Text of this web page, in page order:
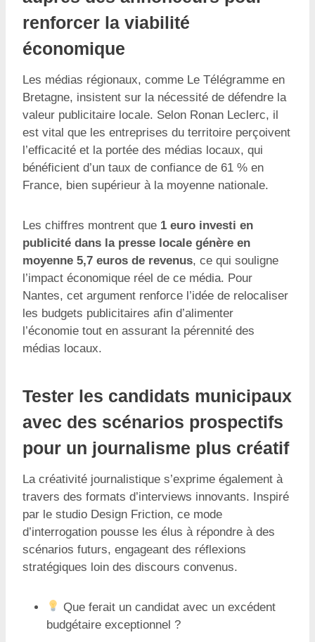
renforcer la viabilité
économique
Les médias régionaux, comme Le Télégramme en
Bretagne, insistent sur la nécessité de défendre la
valeur publicitaire locale. Selon Ronan Leclerc, il
est vital que les entreprises du territoire perçoivent
l’efficacité et la portée des médias locaux, qui
bénéficient d’un taux de confiance de 61 % en
France, bien supérieur à la moyenne nationale.
Les chiffres montrent que 1 euro investi en
publicité dans la presse locale génère en
moyenne 5,7 euros de revenus, ce qui souligne
l’impact économique réel de ce média. Pour
Nantes, cet argument renforce l’idée de relocaliser
les budgets publicitaires afin d’alimenter
l’économie tout en assurant la pérennité des
médias locaux.
Tester les candidats municipaux
avec des scénarios prospectifs
pour un journalisme plus créatif
La créativité journalistique s’exprime également à
travers des formats d’interviews innovants. Inspiré
par le studio Design Friction, ce mode
d’interrogation pousse les élus à répondre à des
scénarios futurs, engageant des réflexions
stratégiques loin des discours convenus.
Que ferait un candidat avec un excédent
budgétaire exceptionnel ?